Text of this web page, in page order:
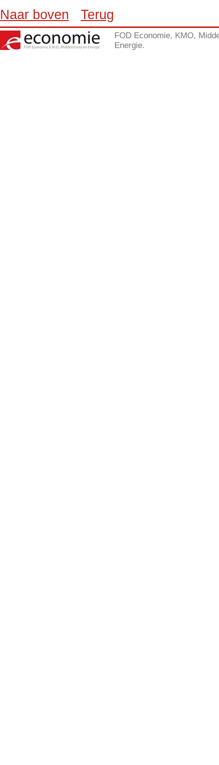
Naar boven Terug
FOD Economie, KMO,
Energie.